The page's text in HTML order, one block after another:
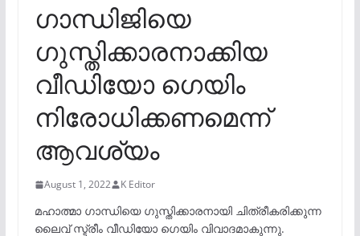
ഗാന്ധിജിയെ
ഗുസ്തിക്കാരനാക്കിയ
വീഡിയോ ഗെയിം
നിരോധിക്കണമെന്ന്
ആവശ്യം
August 1, 2022 K Editor
മഹാത്മാ ഗാന്ധിയെ ഗുസ്തിക്കാരനായി ചിത്രീകരിക്കുന്ന
ലൈവ് സ്ട്രീം വീഡിയോ ഗെയിം വിവാദമാകുന്നു.